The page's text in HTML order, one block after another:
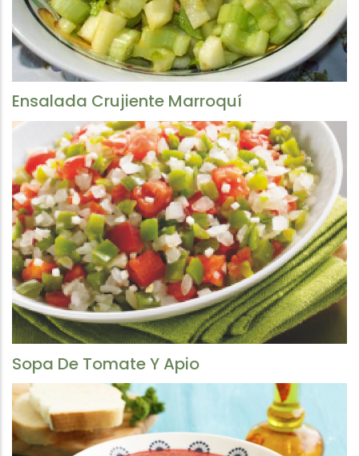
Ensalada Crujiente Marroquí
Sopa De Tomate Y Apio